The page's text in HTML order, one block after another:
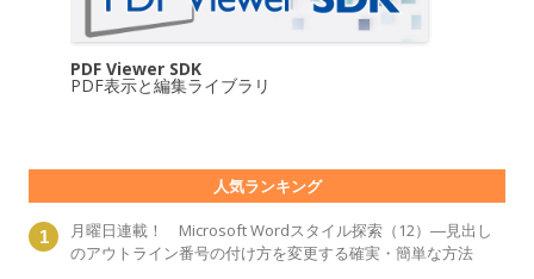
PDF Viewer SDK
PDF表示と編集ライブラリ
人気ランキング
月曜日連載！ Microsoft Wordスタイル探索（12）―見出し
のアウトライン番号の付け方を変更する確実・簡単な方法